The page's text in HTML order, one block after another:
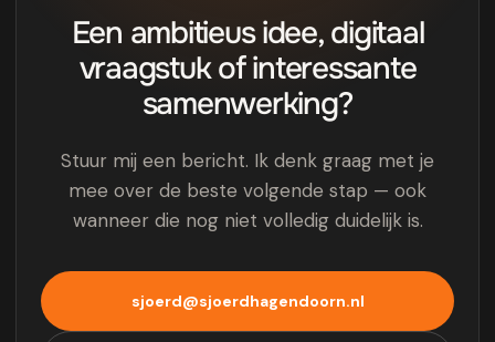
Een ambitieus idee, digitaal
vraagstuk of interessante
samenwerking?
Stuur mij een bericht. Ik denk graag met je
mee over de beste volgende stap — ook
wanneer die nog niet volledig duidelijk is.
sjoerd@sjoerdhagendoorn.nl